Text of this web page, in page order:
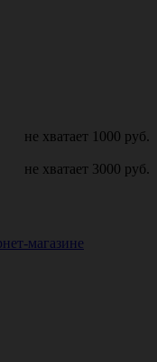
не хватает 1000 руб.
не хватает 3000 руб.
магазине